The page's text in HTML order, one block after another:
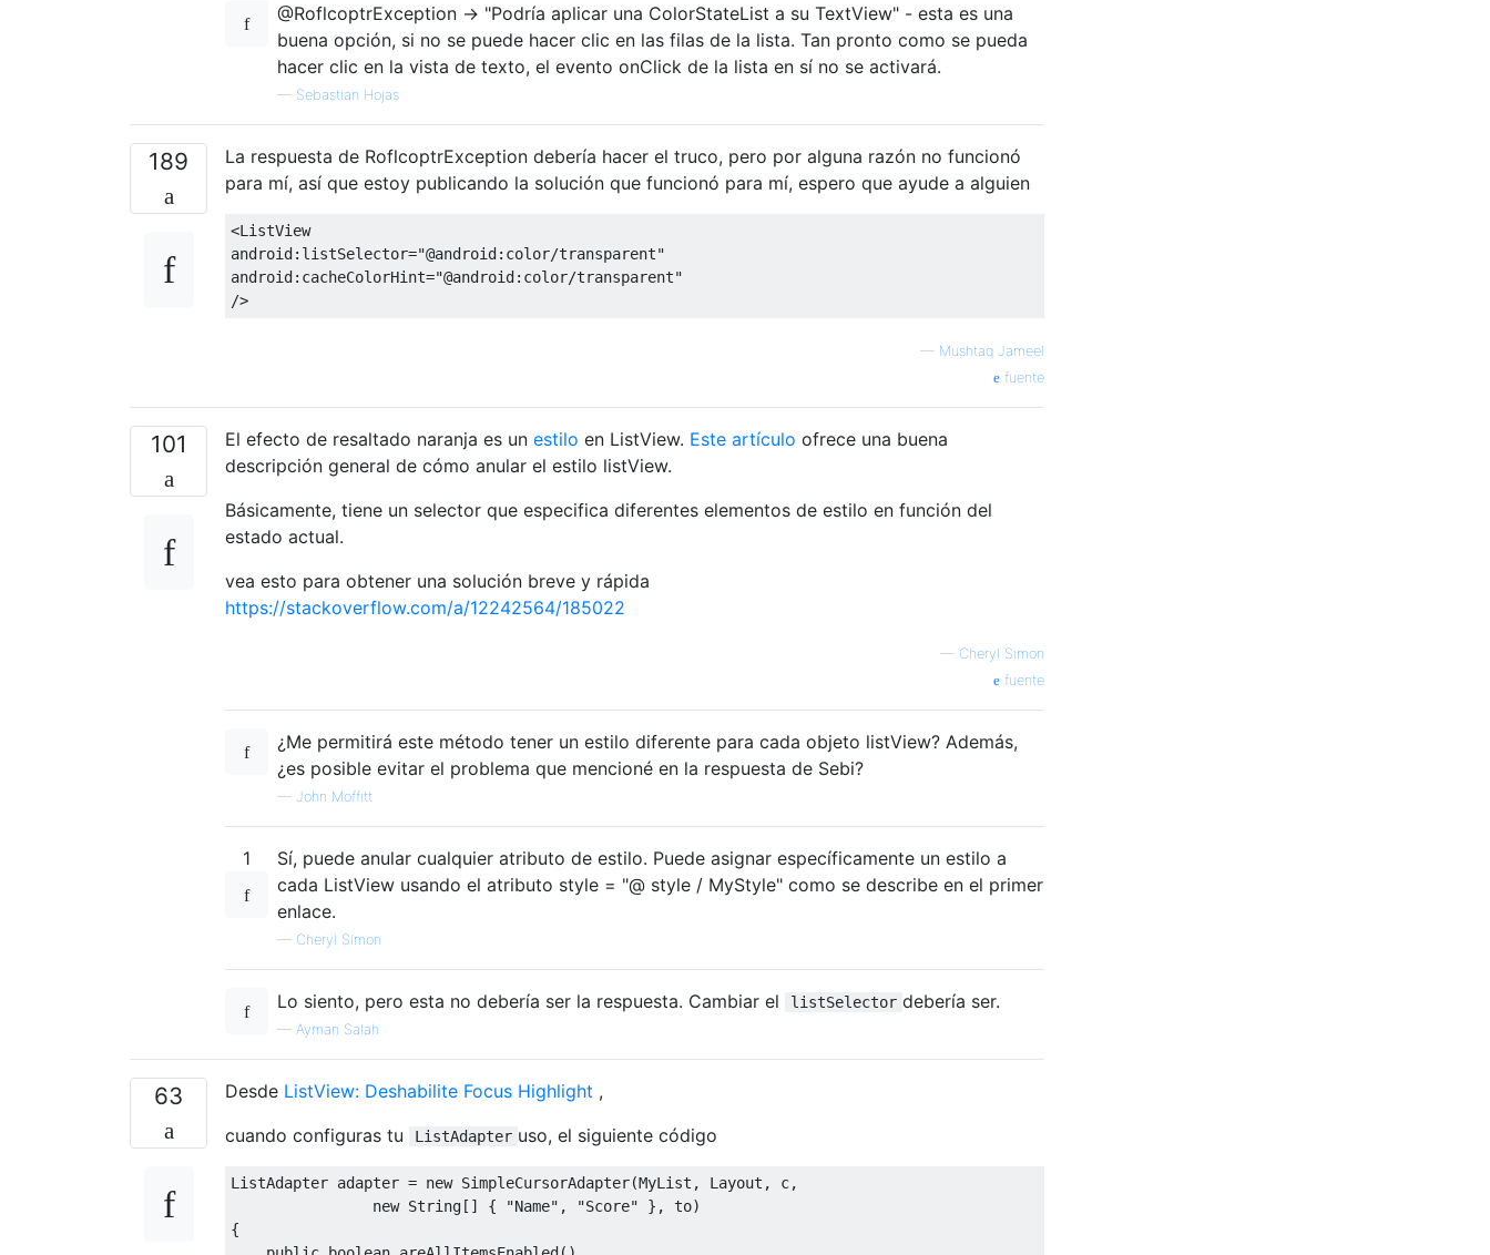
@RoflcoptrException -> "Podría aplicar una ColorStateList a su TextView" - esta es una
buena opción, si no se puede hacer clic en las filas de la lista. Tan pronto como se pueda
hacer clic en la vista de texto, el evento onClick de la lista en sí no se activará.
— Sebastian Hojas
189
La respuesta de RoflcoptrException debería hacer el truco, pero por alguna razón no funcionó
para mí, así que estoy publicando la solución que funcionó para mí, espero que ayude a alguien
<ListView
android:listSelector="@android:color/transparent"
android:cacheColorHint="@android:color/transparent"
/>
— Mushtaq Jameel
fuente
101 El efecto de resaltado naranja es un estilo en ListView. Este artículo ofrece una buena
descripción general de cómo anular el estilo listView.
Básicamente, tiene un selector que especifica diferentes elementos de estilo en función del
estado actual.
vea esto para obtener una solución breve y rápida
https://stackoverflow.com/a/12242564/185022
— Cheryl Simon
fuente
¿Me permitirá este método tener un estilo diferente para cada objeto listView? Además,
¿es posible evitar el problema que mencioné en la respuesta de Sebi?
— John Moffitt
1
Sí, puede anular cualquier atributo de estilo. Puede asignar específicamente un estilo a
cada ListView usando el atributo style = "@ style / MyStyle" como se describe en el primer
enlace.
— Cheryl Simon
Lo siento, pero esta no debería ser la respuesta. Cambiar el listSelector debería ser.
— Ayman Salah
63 Desde ListView: Deshabilite Focus Highlight ,
cuando configuras tu
ListAdapter uso, el siguiente código
ListAdapter adapter = new SimpleCursorAdapter(MyList , Layout , c,
new String[] { "Name" , "Score" }, to)
{